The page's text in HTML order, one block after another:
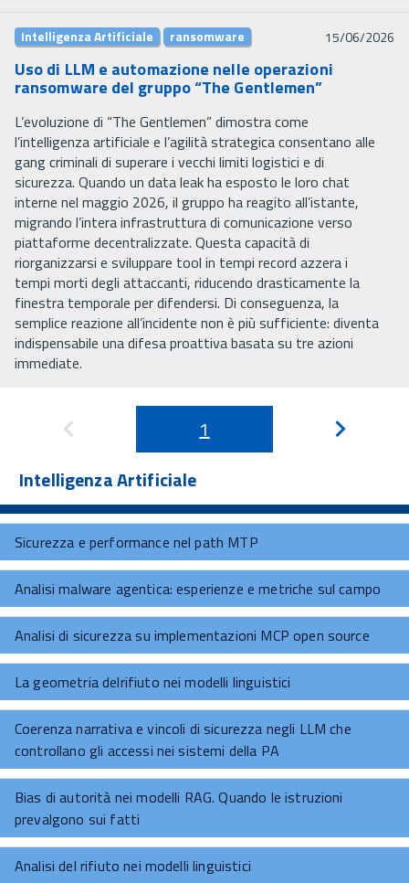
Intelligenza Artificiale ransomware 15/06/2026
Uso di LLM e automazione nelle operazioni
ransomware del gruppo “The Gentlemen”
L’evoluzione di “The Gentlemen” dimostra come
l’intelligenza artificiale e l’agilità strategica consentano alle
gang criminali di superare i vecchi limiti logistici e di
sicurezza. Quando un data leak ha esposto le loro chat
interne nel maggio 2026, il gruppo ha reagito all’istante,
migrando l’intera infrastruttura di comunicazione verso
piattaforme decentralizzate. Questa capacità di
riorganizzarsi e sviluppare tool in tempi record azzera i
tempi morti degli attaccanti, riducendo drasticamente la
finestra temporale per difendersi. Di conseguenza, la
semplice reazione all’incidente non è più sufficiente: diventa
indispensabile una difesa proattiva basata su tre azioni
immediate.
disponibile
1
Intelligenza Artificiale
Sicurezza e performance nel path MTP
Analisi malware agentica: esperienze e metriche sul campo
Analisi di sicurezza su implementazioni MCP open source
La geometria delrifiuto nei modelli linguistici
Coerenza narrativa e vincoli di sicurezza negli LLM che
controllano gli accessi nei sistemi della PA
Bias di autorità nei modelli RAG. Quando le istruzioni
prevalgono sui fatti
Analisi del rifiuto nei modelli linguistici